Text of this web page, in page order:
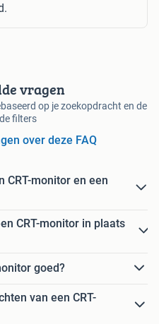
vragen
op je zoekopdracht en de
filters
over deze FAQ
CRT-monitor en een
CRT-monitor in plaats
goed?
van een CRT-